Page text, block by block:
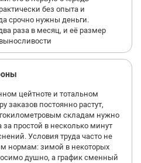
без опыта и
срочно нужны деньги.
раза в месяц, и её размер
цейтноте и тотальном
заказов постоянно растут,
складам нужно
за простой в несколько минут
Условия труда часто не
нормам: зимой в некоторых
душно, а график сменный